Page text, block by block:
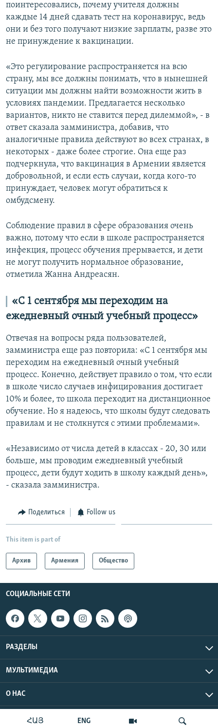
ՀԱՅ ENG
поинтересовались, почему учителя должны
каждые 14 дней сдавать тест на коронавирус, ведь
они и без того получают низкие зарплаты, разве это
не принуждение к вакцинации.
«Это регулирование распространяется на всю
страну, мы все должны понимать, что в нынешней
ситуации мы должны найти возможности жить в
условиях пандемии. Предлагается несколько
вариантов, никто не ставится перед дилеммой», - в
ответ сказала замминистра, добавив, что
аналогичные правила действуют во всех странах, в
некоторых - даже более строгие. Она еще раз
подчеркнула, что вакцинация в Армении является
добровольной, и если есть случаи, когда кого-то
принуждает, человек могут обратиться к
омбудсмену.
Соблюдение правил в сфере образования очень
важно, потому что если в школе распространяется
инфекция, процесс обучения прерывается, и дети
не могут получить нормальное образование,
отметила Жанна Андреасян.
«С 1 сентября мы переходим на
ежедневный очный учебный процесс»
Отвечая на вопросы ряда пользователей,
замминистра еще раз повторила: «С 1 сентября мы
переходим на ежедневный очный учебный
процесс. Конечно, действует правило о том, что если
в школе число случаев инфицирования достигает
10% и более, то школа переходит на дистанционное
обучение. Но я надеюсь, что школы будут следовать
правилам и не столкнутся с этими проблемами».
«Независимо от числа детей в классах - 20, 30 или
больше, мы проводим ежедневный учебный
процесс, дети будут ходить в школу каждый день»,
- сказала замминистра.
Поделиться Follow us
This item is part of
Архив Армения Общество
СОЦИАЛЬНЫЕ СЕТИ
РАЗДЕЛЫ
МУЛЬТИМЕДИА
О НАС
Радио Азатутюн © 2026 RFE/RL, Inc. Все права защищены.